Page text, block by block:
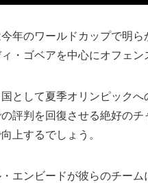
年のワールドカップで明
・ゴベアを中心にオフェン
として夏季オリンピック
評判を回復させる絶好の
上するでしょう。
エンビードが彼らのチー